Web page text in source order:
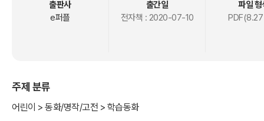
출판사
e퍼플
출간일
전자책 : 2020-07-10
파일 형
주제 분류
어린이 > 동화/명작/고전 > 학습동화